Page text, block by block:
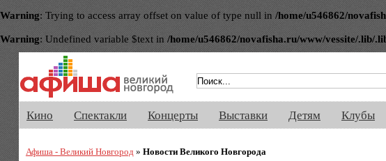
Warning: Trying to access array offset on value of type null in /home/u546862/
Warning: Undefined variable $text in /home/u546862/novafisha.ru/www/vessite/.lib/
Кино Спектакли Концерты Выставки Детям Клубы
Афиша - Великий Новгород » Новости Великого Новгорода